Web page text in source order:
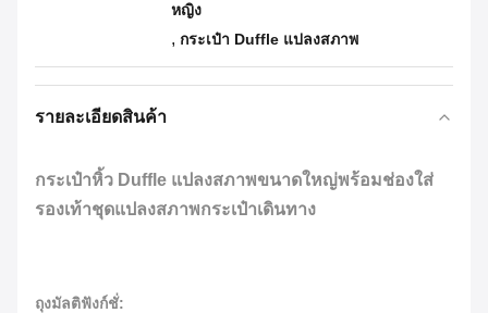
หญิง
, กระเป๋า Duffle แปลงสภาพ
รายละเอียดสินค้า
กระเป๋าหิ้ว Duffle แปลงสภาพขนาดใหญ่พร้อมช่องใส่
รองเท้าชุดแปลงสภาพกระเป๋าเดินทาง
ถุงมัลติฟังก์ชั่: